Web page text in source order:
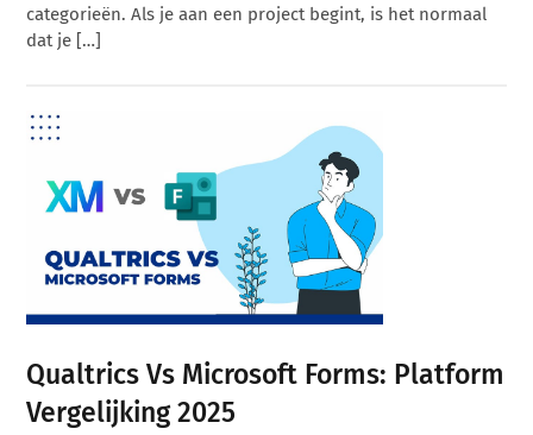
categorieën. Als je aan een project begint, is het normaal
dat je […]
Qualtrics Vs Microsoft Forms: Platform
Vergelijking 2025